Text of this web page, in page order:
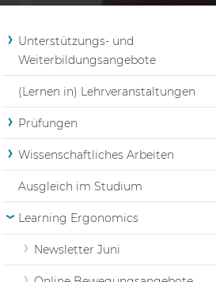
Unterstützungs- und
Weiterbildungsangebote
(Lernen in) Lehrveranstaltungen
Prüfungen
Wissenschaftliches Arbeiten
Ausgleich im Studium
Learning Ergonomics
Newsletter Juni